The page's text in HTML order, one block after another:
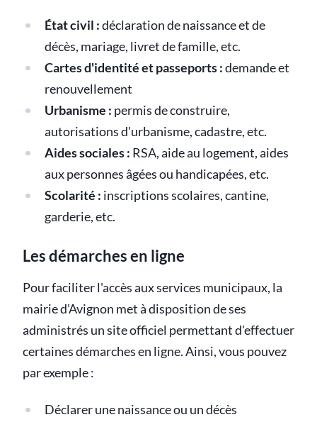
État civil :déclaration de naissance et de
décès, mariage, livret de famille, etc.
Cartes d'identité et passeports :demande et
renouvellement
Urbanisme : permis de construire,
autorisations d'urbanisme, cadastre, etc.
Aides sociales : RSA, aide au logement, aides
aux personnes âgées ou handicapées, etc.
Scolarité : inscriptions scolaires, cantine,
garderie, etc.
Les démarches en ligne
Pour faciliter l'accès aux services municipaux, la
mairie d'Avignon met à disposition de ses
administrés un site officiel permettant d'effectuer
certaines démarches en ligne. Ainsi, vous pouvez
par exemple :
Déclarer une naissance ou un décès